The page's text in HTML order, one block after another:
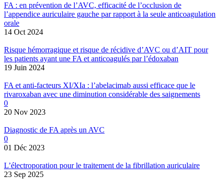
FA : en prévention de l’AVC, efficacité de l’occlusion de
l’appendice auriculaire gauche par rapport à la seule anticoagulation
orale
14 Oct 2024
Risque hémorragique et risque de récidive d’AVC ou d’AIT pour
les patients ayant une FA et anticoagulés par l’édoxaban
19 Juin 2024
FA et anti-facteurs XI/XIa : l’abelacimab aussi efficace que le
rivaroxaban avec une diminution considérable des saignements
0
20 Nov 2023
Diagnostic de FA après un AVC
0
01 Déc 2023
L’électroporation pour le traitement de la fibrillation auriculaire
23 Sep 2025